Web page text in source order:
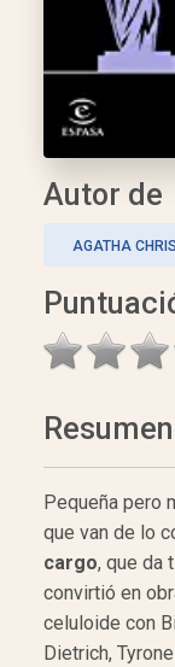
Autor de
AGATHA
Pequeña pero
que van de lo
cargo, que da
convirtió en
celuloide con
Dietrich,